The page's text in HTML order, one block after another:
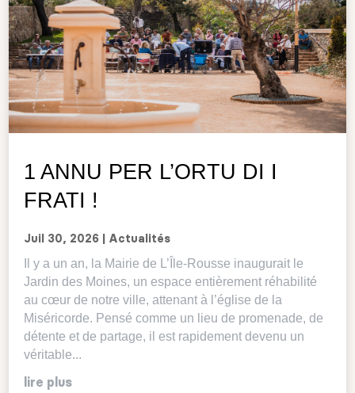
1 ANNU PER L’ORTU DI I
FRATI !
Juil 30, 2026 Actualités
Il y a un an, la Mairie de L’Île-Rousse inaugurait le
Jardin des Moines, un espace entièrement réhabilité
au cœur de notre ville, attenant à l’église de la
Miséricorde. Pensé comme un lieu de promenade, de
détente et de partage, il est rapidement devenu un
véritable...
lire plus